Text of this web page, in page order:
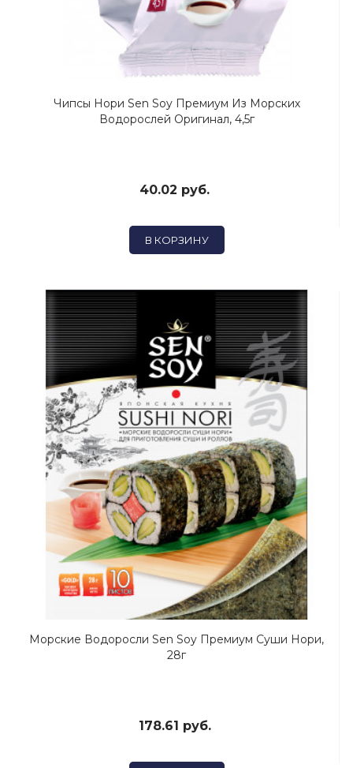
Чипсы Нори Sen Soy Премиум Из Морских
Водорослей Оригинал, 4,5г
40.02 руб.
В КОРЗИНУ
Морские Водоросли Sen Soy Премиум Суши Нори,
28г
178.61 руб.